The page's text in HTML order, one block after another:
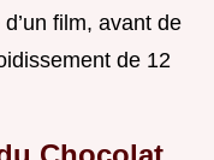
film, avant de
de 12